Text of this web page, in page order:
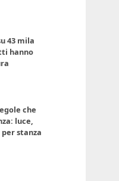
43 mila
hanno
che
luce,
stanza